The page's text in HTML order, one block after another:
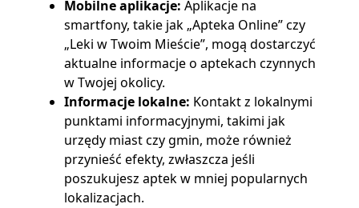
Mobilne aplikacje: Aplikacje na
smartfony, takie jak „Apteka Online” czy
„Leki w Twoim Mieście”, mogą dostarczyć
aktualne informacje o aptekach czynnych
w Twojej okolicy.
Informacje lokalne: Kontakt z lokalnymi
punktami informacyjnymi, takimi jak
urzędy miast czy gmin, może również
przynieść efekty, zwłaszcza jeśli
poszukujesz aptek w mniej popularnych
lokalizacjach.